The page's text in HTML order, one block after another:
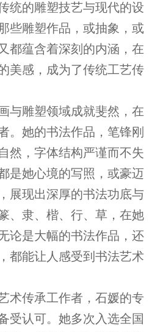
统的雕塑技艺与现代的设
些雕塑作品，或抽象，或
都蕴含着深刻的内涵，在
美感，成为了传统工艺传
与雕塑领域成就斐然，在
。她的书法作品，笔锋刚
然，字体结构严谨而不失
是她心境的写照，或豪迈
展现出深厚的书法功底与
、隶、楷、行、草，在她
论是大幅的书法作品，还
都能让人感受到书法艺术
术传承工作者，石媛的专
受认可。她多次入选全国